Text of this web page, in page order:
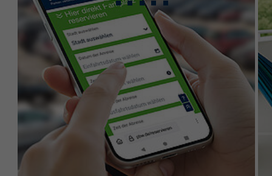
Gebündeltes Know-
how für maximale
Leistung.